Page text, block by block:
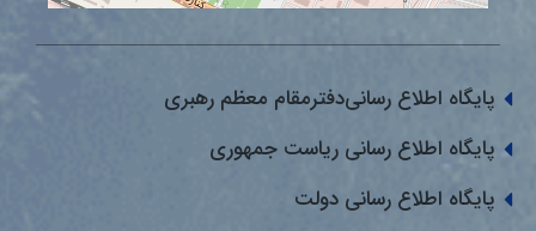
پایگاه اطلاع رسانی‌دفترمقام معظم رهبری
پایگاه اطلاع رسانی ریاست جمهوری
پایگاه اطلاع رسانی دولت